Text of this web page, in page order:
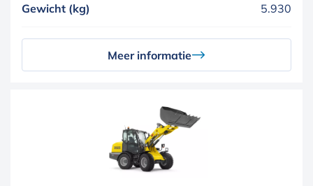
Gewicht (kg)
5.930
Meer informatie